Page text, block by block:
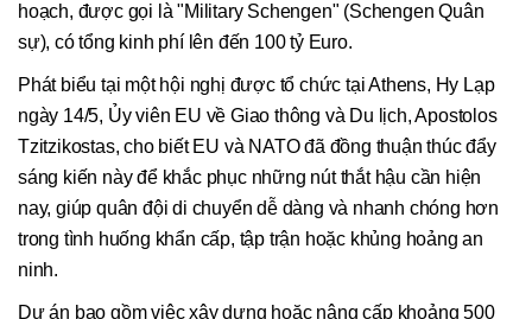
hoạch, được gọi là "Military Schengen" (Schengen Quân
sự), có tổng kinh phí lên đến 100 tỷ Euro.
Phát biểu tại một hội nghị được tổ chức tại Athens, Hy Lạp
ngày 14/5, Ủy viên EU về Giao thông và Du lịch, Apostolos
Tzitzikostas, cho biết EU và NATO đã đồng thuận thúc đẩy
sáng kiến này để khắc phục những nút thắt hậu cần hiện
nay, giúp quân đội di chuyển dễ dàng và nhanh chóng hơn
trong tình huống khẩn cấp, tập trận hoặc khủng hoảng an
ninh.
Dự án bao gồm việc xây dựng hoặc nâng cấp khoảng 500